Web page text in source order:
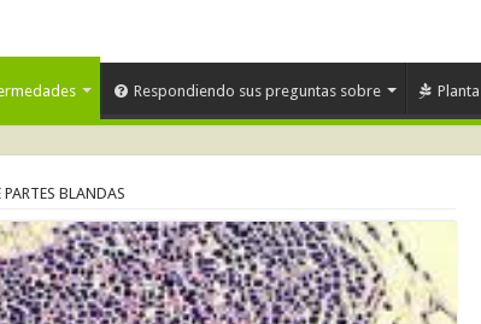
Respondiendo sus preguntas sobre
BLANDAS